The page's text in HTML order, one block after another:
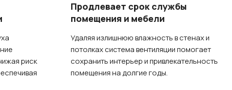
риск
Продлевает срок службы
помещения и мебели
Удаляя излишнюю влажность в стенах и
потолках система вентиляции помогает
сохранить интерьер и привлекательность
помещения на долгие годы.